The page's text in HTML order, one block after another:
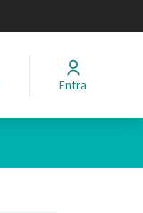
Entra